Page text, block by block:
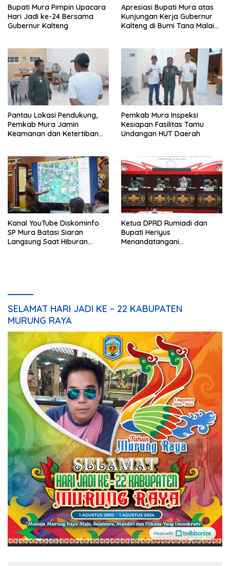
Bupati Mura Pimpin Upacara
Hari Jadi ke-24 Bersama
Gubernur Kalteng
Apresiasi Bupati Mura atas
Kunjungan Kerja Gubernur
Kalteng di Bumi Tana Malai
Pantau Lokasi Pendukung,
Pemkab Mura Jamin
Keamanan dan Ketertiban
Pemkab Mura Inspeksi
Kesiapan Fasilitas Tamu
Undangan HUT Daerah
Kanal YouTube Diskominfo
SP Mura Batasi Siaran
Langsung Saat Hiburan
Ketua DPRD Rumiadi dan
Bupati Heriyus
Menandatangani
SELAMAT HARI JADI KE – 22 KABUPATEN
MURUNG RAYA